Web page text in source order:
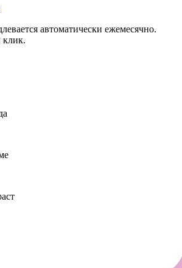
автоматически ежемесячно.
клик.